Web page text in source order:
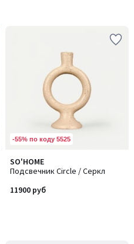
-55% по коду 5525
SO'HOME
Подсвечник Circle / Серкл
11900 руб